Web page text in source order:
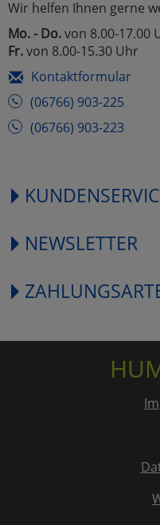
Wir helfen Ihnen gerne
Mo. - Do.von 8.00-17.00
Fr.von 8.00-15.30 Uhr
Kontaktformular
(06766) 903-225
(06766) 903-223
NEWSLETTER